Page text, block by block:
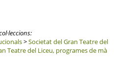
>Societat del Gran Teatre del
Teatre del Liceu, programes de mà